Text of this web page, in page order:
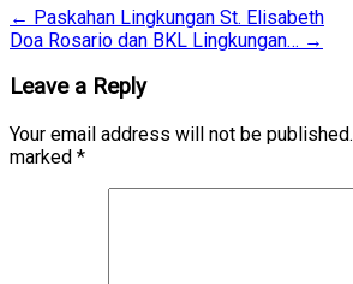
← Paskahan Lingkungan St. Elisabeth
Doa Rosario dan BKL Lingkungan… →
Leave a Reply
Your email address will not be published.
marked *